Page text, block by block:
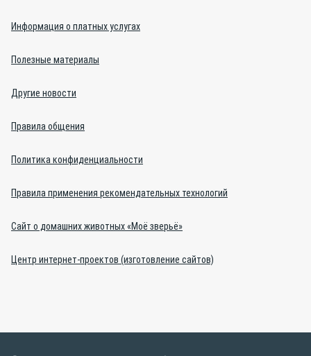
Информация о платных услугах
Полезные материалы
Другие новости
Правила общения
Политика конфиденциальности
Правила применения рекомендательных технологий
Сайт о домашних животных «Моё зверьё»
Центр интернет-проектов (изготовление сайтов)